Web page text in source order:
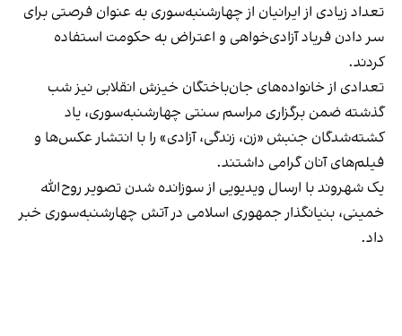
تعداد زیادی از ایرانیان از چهارشنبه‌سوری به عنوان فرصتی برای
سر دادن فریاد آزادی‌خواهی و اعتراض به حکومت استفاده
کردند.
تعدادی از خانواده‌های جان‌باختگان خیزش انقلابی نیز شب
گذشته ضمن برگزاری مراسم سنتی چهارشنبه‌سوری، یاد
کشته‌شدگان جنبش «زن، زندگی، آزادی» را با انتشار عکس‌ها و
فیلم‌های آنان گرامی داشتند.
یک شهروند با ارسال ویدیویی از سوزانده شدن تصویر روح‌الله
خمینی، بنیانگذار جمهوری اسلامی در آتش چهارشنبه‌سوری خبر
داد.